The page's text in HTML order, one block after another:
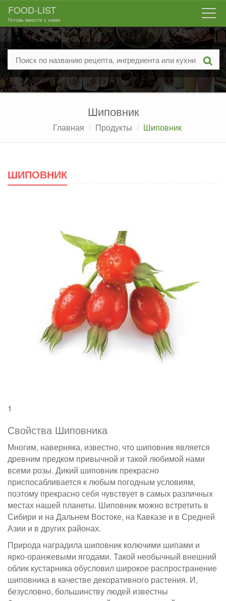
FOOD-LIST
Готовь вместе с нами
Шиповник
Главная Продукты Шиповник
ШИПОВНИК
1
Свойства Шиповника
Многим, наверняка, известно, что шиповник является
древним предком привычной и такой любимой нами
всеми розы. Дикий шиповник прекрасно
приспосабливается к любым погодным условиям,
поэтому прекрасно себя чувствует в самых различных
местах нашей планеты. Шиповник можно встретить в
Сибири и на Дальнем Востоке, на Кавказе и в Средней
Азии и в других районах.
Природа наградила шиповник колючими шипами и
ярко-оранжевыми ягодами. Такой необычный внешний
облик кустарника обусловил широкое распространение
шиповника в качестве декоративного растения. И,
безусловно, большинству людей известны